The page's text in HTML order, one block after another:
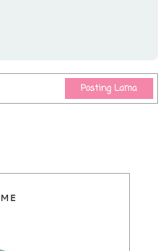
Posting Lama